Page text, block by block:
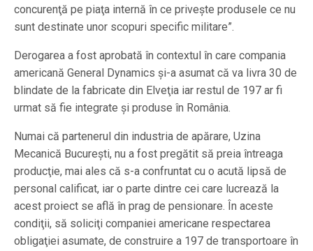
concurenţă pe piaţa internă în ce priveşte produsele ce nu
sunt destinate unor scopuri specific militare”.
Derogarea a fost aprobată în contextul în care compania
americană General Dynamics şi-a asumat că va livra 30 de
blindate de la fabricate din Elveţia iar restul de 197 ar fi
urmat să fie integrate şi produse în România.
Numai că partenerul din industria de apărare, Uzina
Mecanică Bucureşti, nu a fost pregătit să preia întreaga
producţie, mai ales că s-a confruntat cu o acută lipsă de
personal calificat, iar o parte dintre cei care lucrează la
acest proiect se află în prag de pensionare. În aceste
condiţii, să soliciţi companiei americane respectarea
obligaţiei asumate, de construire a 197 de transportoare în